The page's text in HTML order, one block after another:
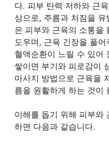
다. 피부 탄력 저하와 근
상으로, 주름과 처짐을
은 피부와 근육의 소통을
도우며, 근육 긴장을 풀
혈액순환이 느릴 수 있어
쌓이면 부기와 피로감이
마사지 방법으로 근육을
름을 원활하게 하는 것이
이해를 돕기 위해 피부와
하면 다음과 같습니다.